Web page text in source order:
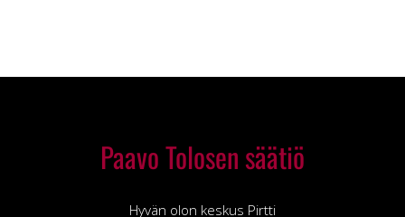
Paavo Tolosen säätiö
Hyvän olon keskus Pirtti